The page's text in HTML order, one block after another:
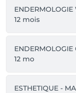
12 mois
12 mo
ESTHETIQUE -